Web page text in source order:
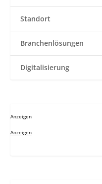
Standort
Branchenlösungen
Digitalisierung
Anzeigen
Anzeigen